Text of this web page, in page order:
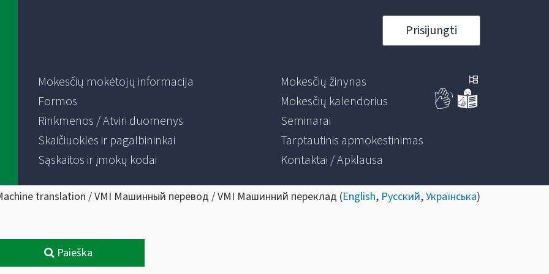
Prisijungti
Mokesčių mokėtojų informacija
Formos
Rinkmenos / Atviri duomenys
Skaičiuoklės ir pagalbininkai
Sąskaitos ir įmokų kodai
Mokesčių žinynas
Mokesčių kalendorius
Seminarai
Tarptautinis apmokestinimas
Kontaktai / Apklausa
translation / VMI Машинный перевод / VMI Машинний переклад (English, Русский,Українська)
Paieška